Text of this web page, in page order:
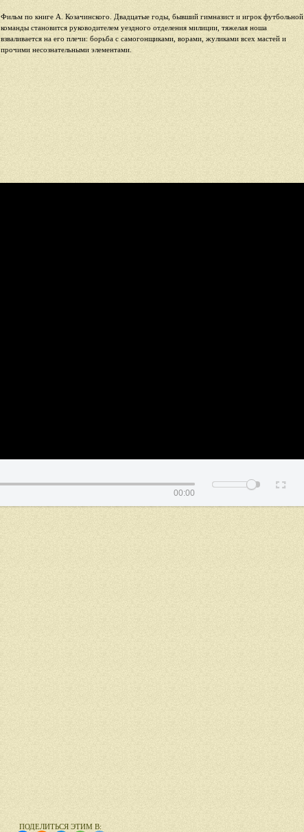
Фильм по книге А. Козачинского. Двадцатые годы, бывший гимназист и игрок футбольной
команды становится руководителем уездного отделения милиции, тяжелая ноша
взваливается на его плечи: борьба с самогонщиками, ворами, жуликами всех мастей и
прочими несознательными элементами.
00:00
ПОДЕЛИТЬСЯ ЭТИМ В: